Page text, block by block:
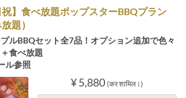
祝】食べ放題ポップスターBBQプラン
題）
ルBBQセット全7品！オプション追加で色々
食べ放題
ル参照
¥ 5,880 (कर शामिल।)